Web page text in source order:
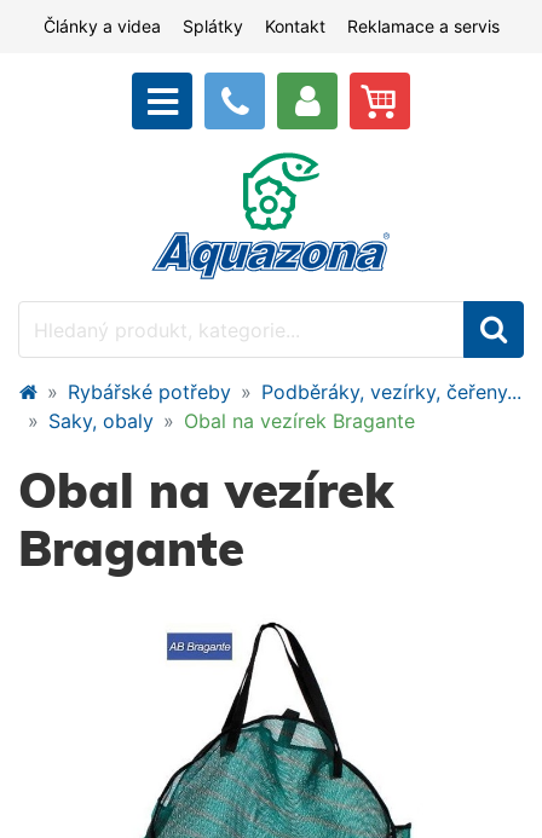
Články a videa Splátky Kontakt Reklamace a servis
Rybářské potřeby
Podběráky, vezírky, čeřeny...
Saky, obaly
Obal na vezírek Bragante
Obal na vezírek
Bragante